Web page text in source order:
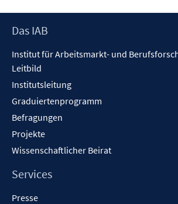
Footer
Das IAB
Institut für Arbeitsmarkt- und
Leitbild
Institutsleitung
Graduiertenprogramm
Befragungen
Projekte
Wissenschaftlicher Beirat
Services
Presse